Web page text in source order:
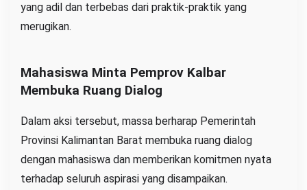
yang adil dan terbebas dari praktik-praktik yang
merugikan.
Mahasiswa Minta Pemprov Kalbar
Membuka Ruang Dialog
Dalam aksi tersebut, massa berharap Pemerintah
Provinsi Kalimantan Barat membuka ruang dialog
dengan mahasiswa dan memberikan komitmen nyata
terhadap seluruh aspirasi yang disampaikan.